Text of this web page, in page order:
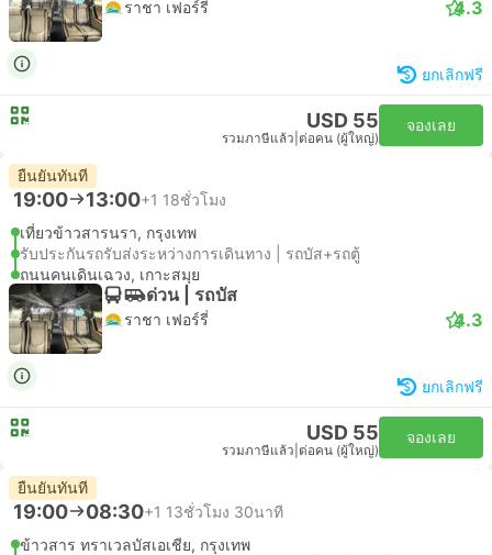
ราชา เฟอร์รี่ 4.3
ยกเลิกฟรี
USD 55
รวมภาษีแล้ว ต่อคน (ผู้ใหญ่)
จองเลย
ยืนยันทันที
19:00 13:00+1 18ชั่วโมง
เที่ยวข้าวสารนรา, กรุงเทพ
รับประกันรถรับส่งระหว่างการเดินทาง | รถบัส+รถตู้
ถนนคนเดินเฉวง, เกาะสมุย
ด่วน | รถบัส
ราชา เฟอร์รี่ 4.3
ยกเลิกฟรี
USD 55
รวมภาษีแล้ว ต่อคน (ผู้ใหญ่)
จองเลย
ยืนยันทันที
19:00 08:30+1 13ชั่วโมง 30นาที
ข้าวสาร ทราเวลบัสเอเชีย, กรุงเทพ